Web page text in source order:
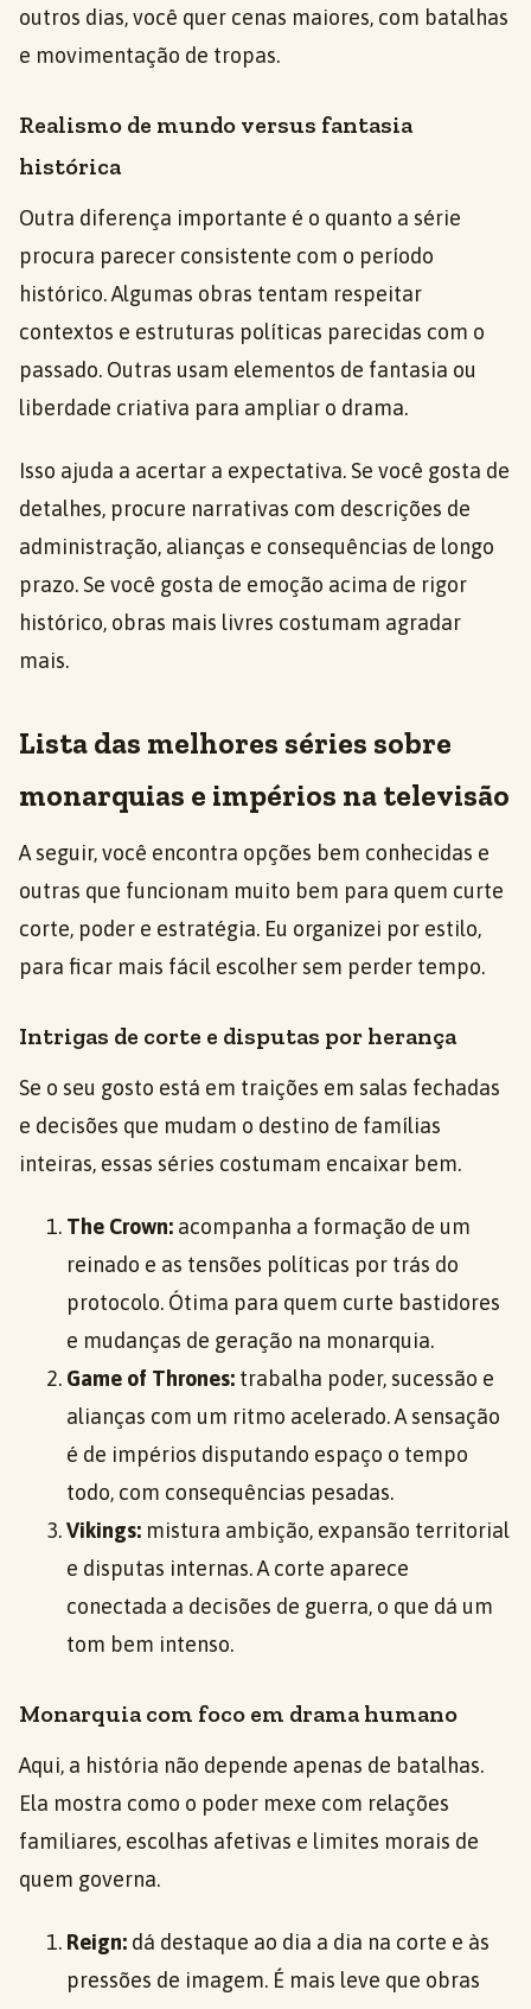
outros dias, você quer cenas maiores, com batalhas
e movimentação de tropas.
Realismo de mundo versus fantasia
histórica
Outra diferença importante é o quanto a série
procura parecer consistente com o período
histórico. Algumas obras tentam respeitar
contextos e estruturas políticas parecidas com o
passado. Outras usam elementos de fantasia ou
liberdade criativa para ampliar o drama.
Isso ajuda a acertar a expectativa. Se você gosta de
detalhes, procure narrativas com descrições de
administração, alianças e consequências de longo
prazo. Se você gosta de emoção acima de rigor
histórico, obras mais livres costumam agradar
mais.
Lista das melhores séries sobre
monarquias e impérios na televisão
A seguir, você encontra opções bem conhecidas e
outras que funcionam muito bem para quem curte
corte, poder e estratégia. Eu organizei por estilo,
para ficar mais fácil escolher sem perder tempo.
Intrigas de corte e disputas por herança
Se o seu gosto está em traições em salas fechadas
e decisões que mudam o destino de famílias
inteiras, essas séries costumam encaixar bem.
The Crown: acompanha a formação de um
reinado e as tensões políticas por trás do
protocolo. Ótima para quem curte bastidores
e mudanças de geração na monarquia.
Game of Thrones: trabalha poder, sucessão e
alianças com um ritmo acelerado. A sensação
é de impérios disputando espaço o tempo
todo, com consequências pesadas.
Vikings: mistura ambição, expansão territorial
e disputas internas. A corte aparece
conectada a decisões de guerra, o que dá um
tom bem intenso.
Monarquia com foco em drama humano
Aqui, a história não depende apenas de batalhas.
Ela mostra como o poder mexe com relações
familiares, escolhas afetivas e limites morais de
quem governa.
Reign: dá destaque ao dia a dia na corte e às
pressões de imagem. É mais leve que obras